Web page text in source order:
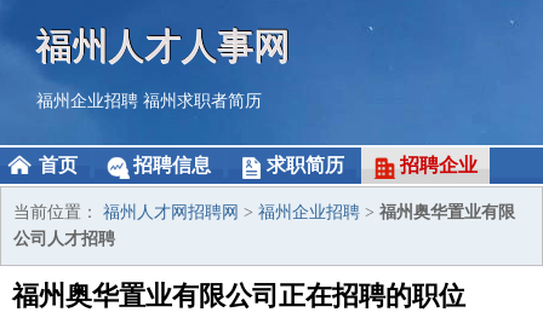
福州人才人事网
福州企业招聘 福州求职者简历
首页 招聘信息 求职简历 招聘企业
当前位置： 福州人才网招聘网 > 福州企业招聘 > 福州奥华置业有限
公司人才招聘
福州奥华置业有限公司正在招聘的职位